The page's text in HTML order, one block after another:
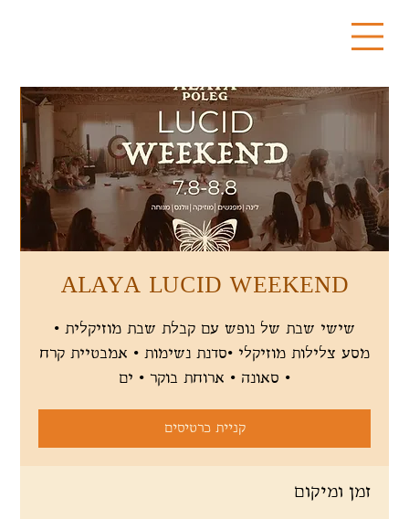
ALAYA LUCID WEEKEND
שישי שבת של נופש עם קבלת שבת מוזיקלית •
מסע צלילות מוזיקלי •סדנת נשימות • אמבטיית קרח
• סאונה • ארוחת בוקר • ים
קניית כרטיסים
זמן ומיקום